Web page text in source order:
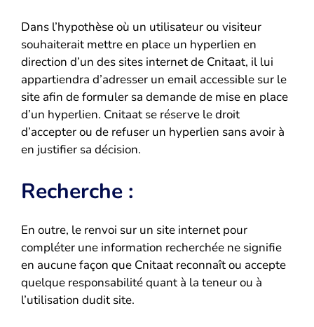
Dans l’hypothèse où un utilisateur ou visiteur
souhaiterait mettre en place un hyperlien en
direction d’un des sites internet de Cnitaat, il lui
appartiendra d’adresser un email accessible sur le
site afin de formuler sa demande de mise en place
d’un hyperlien. Cnitaat se réserve le droit
d’accepter ou de refuser un hyperlien sans avoir à
en justifier sa décision.
Recherche :
En outre, le renvoi sur un site internet pour
compléter une information recherchée ne signifie
en aucune façon que Cnitaat reconnaît ou accepte
quelque responsabilité quant à la teneur ou à
l’utilisation dudit site.